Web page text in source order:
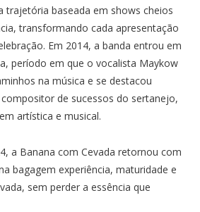
trajetória baseada em shows cheios
transformando cada apresentação
Em 2014, a banda entrou em
período em que o vocalista Maykow
na música e se destacou
de sucessos do sertanejo,
artística e musical.
a Banana com Cevada retornou com
bagagem experiência, maturidade e
sem perder a essência que